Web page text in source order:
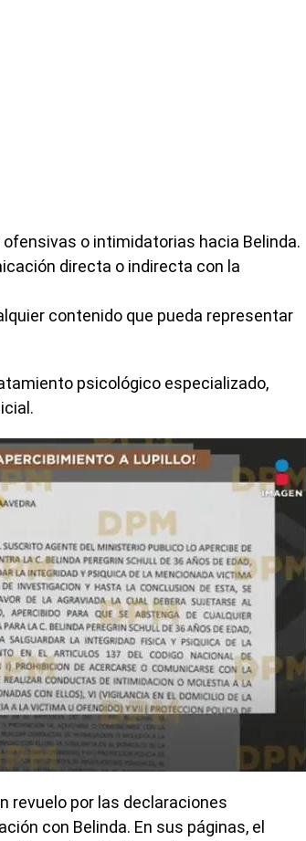
o intimidatorias hacia Belinda.
directa o indirecta con la
contenido que pueda representar
psicológico especializado,
revuelo por las declaraciones
con Belinda. En sus páginas, el